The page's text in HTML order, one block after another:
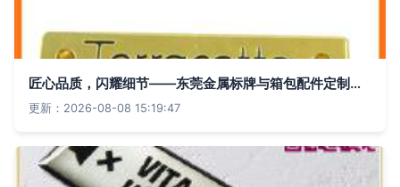
匠心品质，闪耀细节——东莞金属标牌与箱包配件定制专家
更新：2026-08-08 15:19:47